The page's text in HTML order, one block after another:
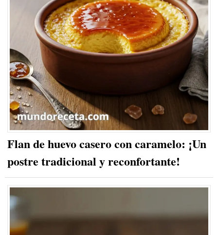
Flan de huevo casero con caramelo: ¡Un
postre tradicional y reconfortante!